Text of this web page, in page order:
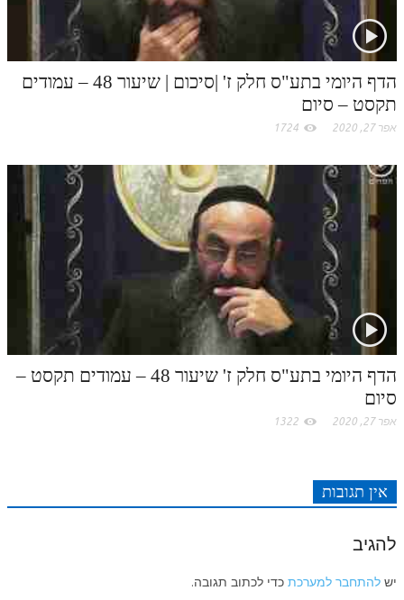
הדף היומי בתע"ס חלק ז' |סיכום | שיעור 48 – עמודים
תקסט – סיום
אפר 27, 2020 1724
הדף היומי בתע"ס חלק ז' שיעור 48 – עמודים תקסט –
סיום
אפר 27, 2020 1322
אין תגובות
להגיב
יש להתחבר למערכת כדי לכתוב תגובה.